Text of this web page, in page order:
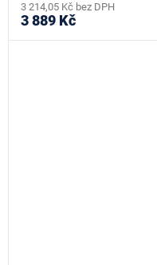
3 214,05 Kč bez DPH
3 889 Kč